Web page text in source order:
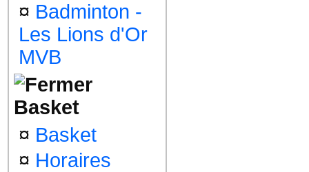
¤ Badminton -
Les Lions d'Or
MVB
Basket
¤ Basket
¤ Horaires